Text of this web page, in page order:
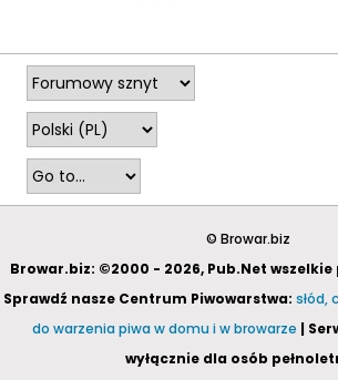
© Browar.biz
Browar.biz: ©2000 - 2026, Pub.Net
Sprawdź nasze Centrum Piwowarstwa: słód,
do warzenia piwa w domu i w browarze |
wyłącznie dla osób